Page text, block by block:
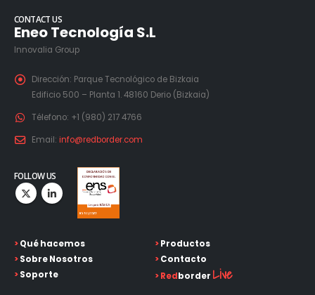
CONTACT US
Eneo Tecnología S.L
Innovalia Group
Dirección: Parque Tecnológico de Bizkaia
Edificio 500 – Planta 1. 48160 Derio (Bizkaia)
Télefono: +1 (980) 217 4766
Email: info@redborder.com
FOLLOW US
>Qué hacemos
>Sobre Nosotros
>Soporte
>Productos
>Contacto
>Redborder Live